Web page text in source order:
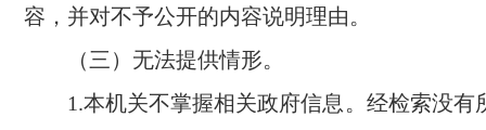
容，并对不予公开的内容说明理由。
（三）无法提供情形。
1.本机关不掌握相关政府信息。经检索没有